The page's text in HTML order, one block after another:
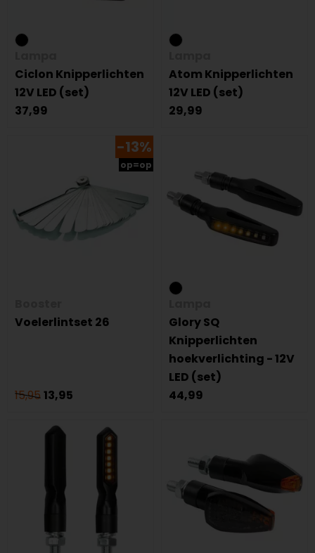
Ciclon Knipperlichten
12V LED (set)
37,99
Atom Knipperlichten
12V LED (set)
29,99
-13%
op=op
Voelerlintset 26
15,9513,95
Glory SQ
Knipperlichten
hoekverlichting - 12V
LED (set)
44,99